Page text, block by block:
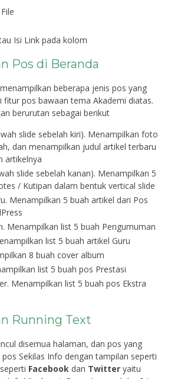
Isi Link pada kolom
Pos di Beranda
beberapa jenis pos yang
fitur pos bawaan tema Akademi diatas.
berurutan sebagai berikut
slide sebelah kiri). Menampilkan foto
dan menampilkan judul artikel terbaru
artikelnya
slide sebelah kanan). Menampilkan 5
/ Kutipan dalam bentuk vertical slide
Menampilkan 5 buah artikel dari Pos
Menampilkan list 5 buah Pengumuman
list 5 buah artikel Guru
8 buah cover album
list 5 buah pos Prestasi
Menampilkan list 5 buah pos Ekstra
Running Text
disemua halaman, dan pos yang
Sekilas Info dengan tampilan seperti
Facebook dan Twitter yaitu